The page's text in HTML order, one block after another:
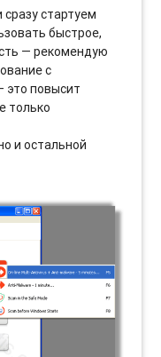
сразу стартуем
быстрое,
— рекомендую
с
это повысит
только
и остальной